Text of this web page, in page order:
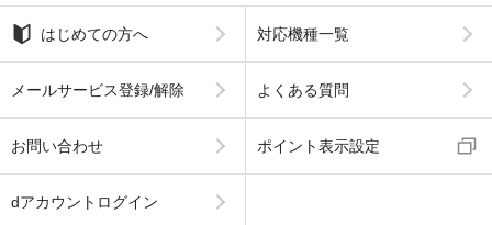
はじめての方へ 対応機種一覧
メールサービス登録/解除 よくある質問
お問い合わせ ポイント表示設定
dアカウントログイン